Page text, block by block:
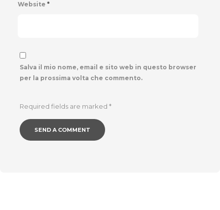
Website *
Salva il mio nome, email e sito web in questo browser
per la prossima volta che commento.
Required fields are marked *